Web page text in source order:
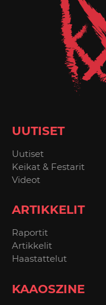
UUTISET
Uutiset
Keikat & Festarit
Videot
ARTIKKELIT
Raportit
Artikkelit
Haastattelut
KAAOSZINE